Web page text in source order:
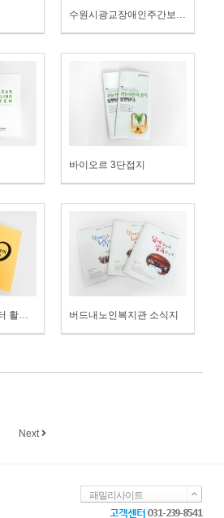
수원시광교장애인주간보호시설
바이오르 3단접지
수원휴먼서비스센터 활동안내서 버드내노인복지관 소식지
Next
패밀리사이트
고객센터 031-239-8541